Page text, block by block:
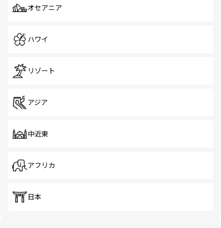
オセアニア
ハワイ
リゾート
アジア
中近東
アフリカ
日本